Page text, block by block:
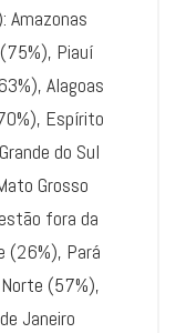
Amazonas
Piauí
Alagoas
Espírito
do Sul
Grosso
fora da
(26%), Pará
(57%),
Janeiro